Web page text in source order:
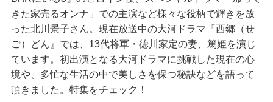
きた家売るオンナ」での主演など様々な役柄で輝きを放
った北川景子さん。現在放送中の大河ドラマ『西郷（せ
ご）どん』では、13代将軍・徳川家定の妻、篤姫を演じ
ています。初出演となる大河ドラマに挑戦した現在の心
境や、多忙な生活の中で美しさを保つ秘訣などを語って
頂きました。特集をチェック！